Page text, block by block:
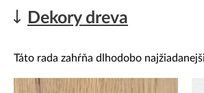
Dekory dreva
Táto rada zahŕňa dlhodobo